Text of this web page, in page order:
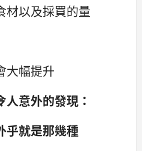
材以及採買的量
大幅提升
意外的發現：
乎就是那幾種